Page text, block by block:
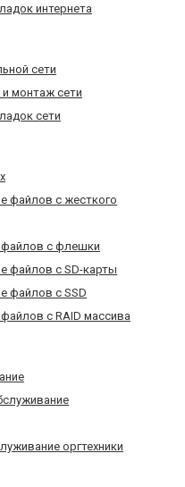
интернета
сети
монтаж сети
сети
файлов с жесткого
файлов с флешки
файлов с SD-карты
файлов с SSD
с RAID массива
оргтехники